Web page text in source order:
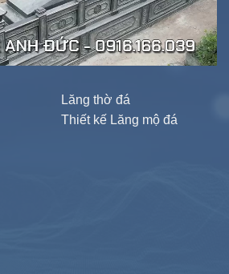
Lăng thờ đá
Thiết kế Lăng mộ đá